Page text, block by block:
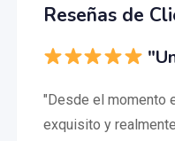
Reseñas de
"Desde el momento
exquisito y